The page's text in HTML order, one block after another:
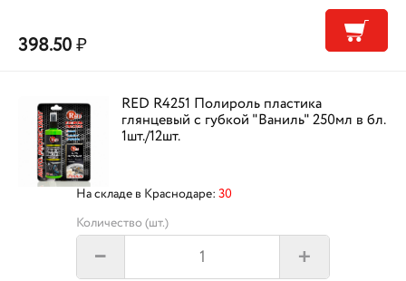
398.50₽
RED R4251 Полироль пластика
глянцевый с губкой "Ваниль" 250мл в бл.
1шт./12шт.
На складе в Краснодаре: 30
Количество (шт.)
– +